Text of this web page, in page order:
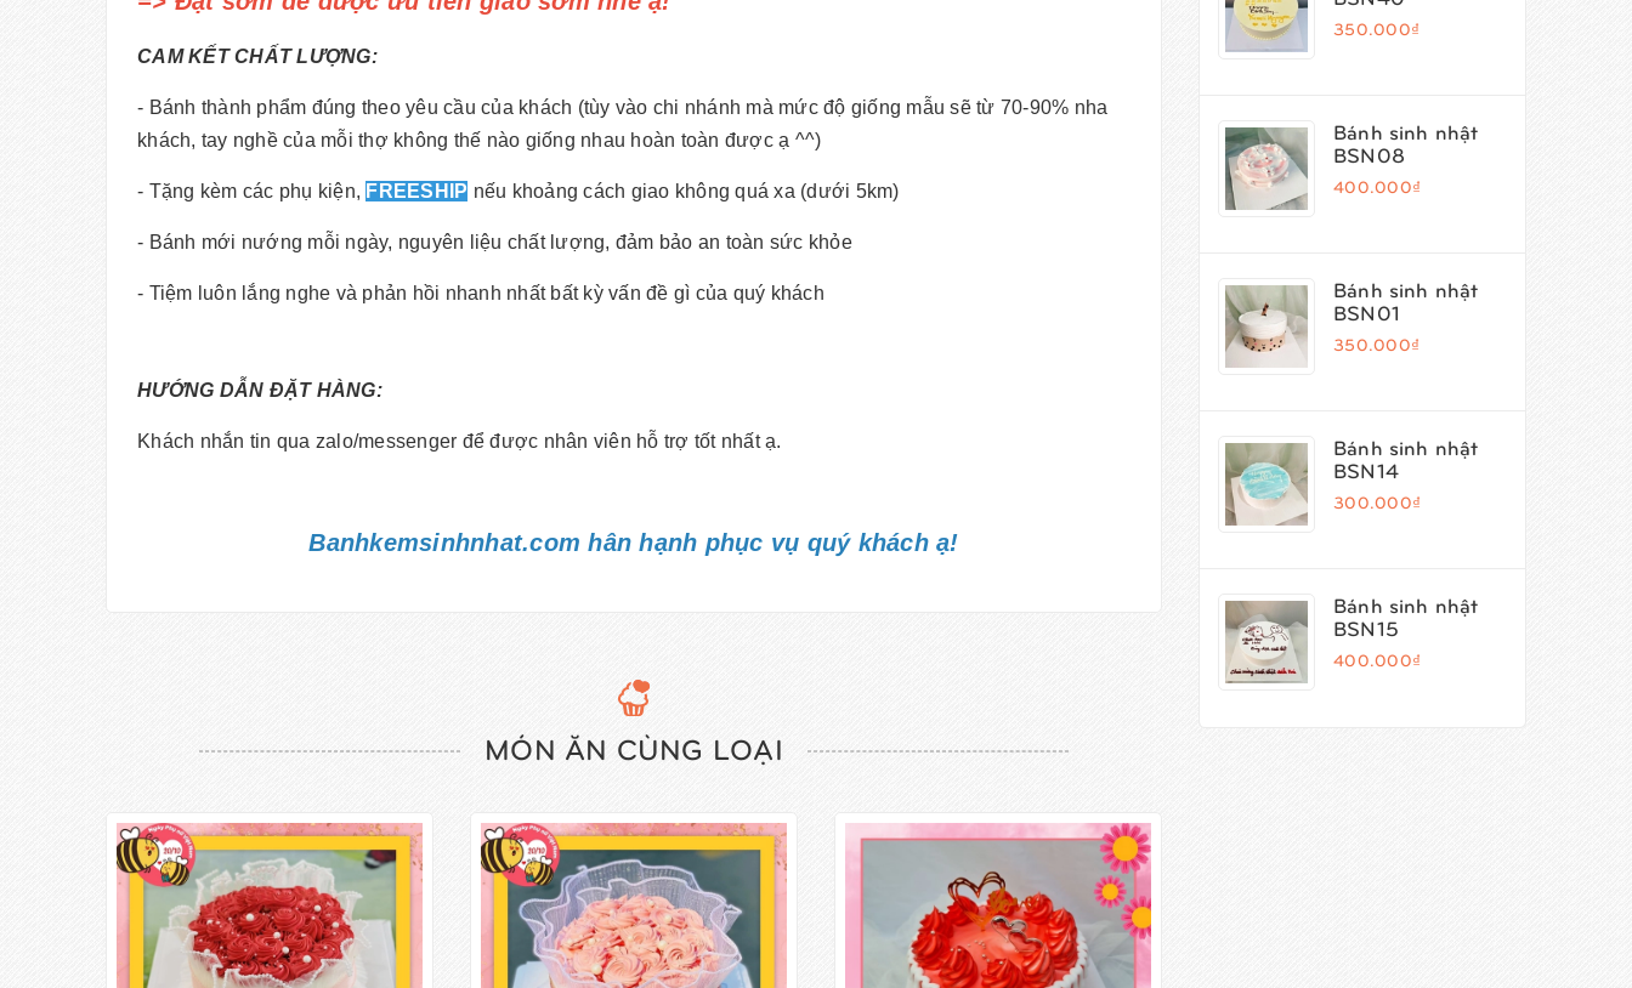
CAM KẾT CHẤT LƯỢNG:
- Bánh thành phẩm đúng theo yêu cầu của khách (tùy vào chi nhánh mà mức độ giống mẫu sẽ từ 70-90% nha
khách, tay nghề của mỗi thợ không thế nào giống nhau hoàn toàn được ạ ^^)
- Tặng kèm các phụ kiện, FREESHIP nếu khoảng cách giao không quá xa (dưới 5km)
- Bánh mới nướng mỗi ngày, nguyên liệu chất lượng, đảm bảo an toàn sức khỏe
- Tiệm luôn lắng nghe và phản hồi nhanh nhất bất kỳ vấn đề gì của quý khách
HƯỚNG DẪN ĐẶT HÀNG:
Khách nhắn tin qua zalo/messenger để được nhân viên hỗ trợ tốt nhất ạ.
Banhkemsinhnhat.com hân hạnh phục vụ quý khách ạ!
MÓN ĂN CÙNG LOẠI
350.000₫
Bánh sinh nhật
BSN08
400.000₫
Bánh sinh nhật
BSN01
350.000₫
Bánh sinh nhật
BSN14
300.000₫
Bánh sinh nhật
BSN15
400.000₫